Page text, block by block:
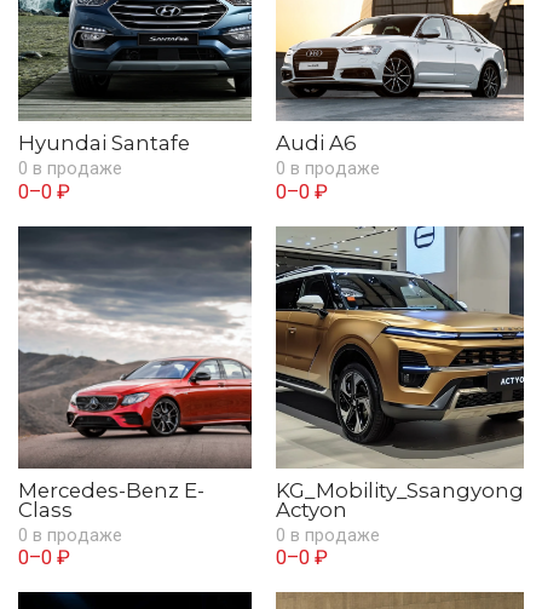
Hyundai Santafe
0 в продаже
0–0 ₽
Audi A6
0 в продаже
0–0 ₽
Mercedes-Benz E-
Class
0 в продаже
0–0 ₽
KG_Mobility_Ssangyong
Actyon
0 в продаже
0–0 ₽